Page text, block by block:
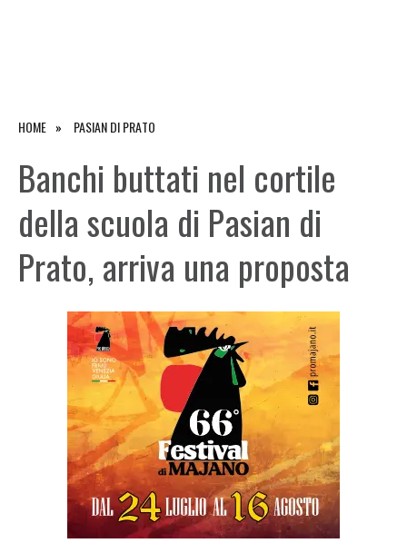
HOME PASIAN DI PRATO
Banchi buttati nel cortile
della scuola di Pasian di
Prato, arriva una proposta